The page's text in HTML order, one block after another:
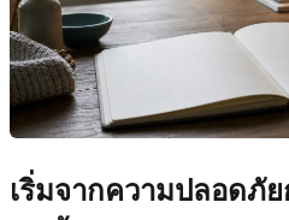
เริ่มจากความปลอดภั